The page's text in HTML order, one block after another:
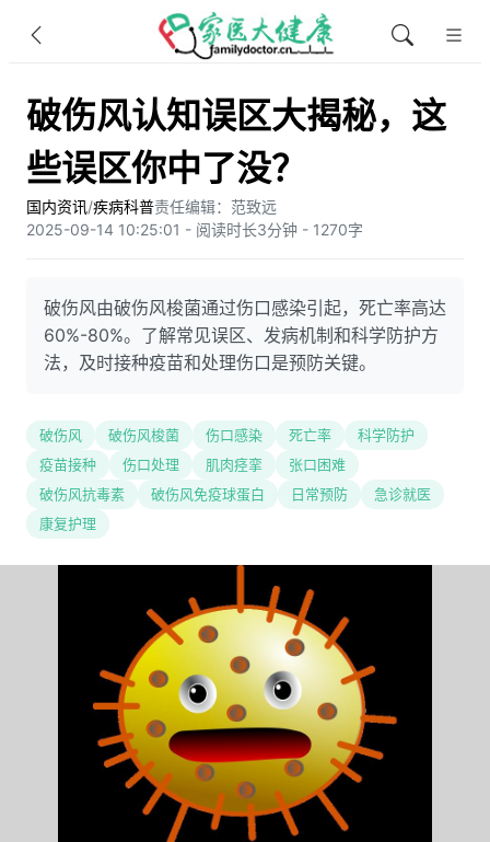
破伤风认知误区大揭秘，这
些误区你中了没？
国内资讯/疾病科普责任编辑：范致远
2025-09-14 10:25:01 - 阅读时长3分钟 - 1270字
破伤风由破伤风梭菌通过伤口感染引起，死亡率高达
60%-80%。了解常见误区、发病机制和科学防护方
法，及时接种疫苗和处理伤口是预防关键。
破伤风 破伤风梭菌 伤口感染 死亡率
科学防护
疫苗接种
伤口处理 肌肉痉挛
张口困难
破伤风抗毒素
破伤风免疫球蛋白 日常预防
急诊就医
康复护理